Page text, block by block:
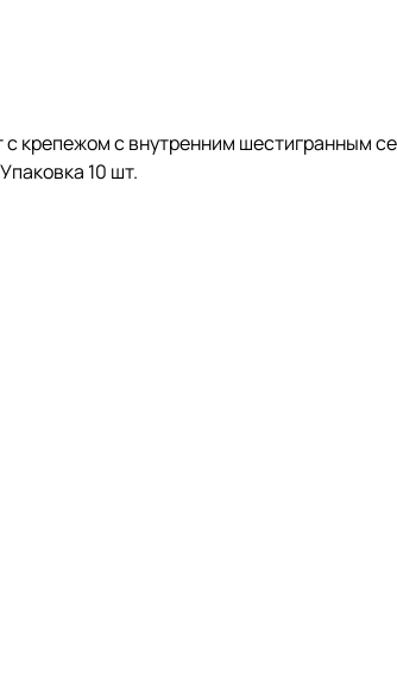
с крепежом с внутренним шестигранным
10 шт.